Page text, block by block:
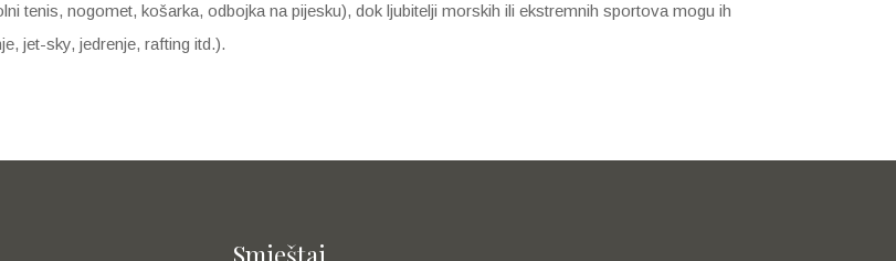
tenis, nogomet, košarka, odbojka na pijesku), dok ljubitelji morskih ili ekstremnih sportova mogu ih
jet-sky, jedrenje, rafting itd.).
Smještaj